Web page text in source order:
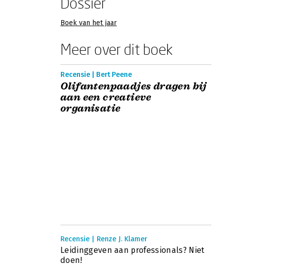
Boek van het jaar
Meer over dit boek
Recensie | Bert Peene
Olifantenpaadjes dragen bij
aan een creatieve
organisatie
Recensie | Renze J. Klamer
Leidinggeven aan professionals? Niet
doen!